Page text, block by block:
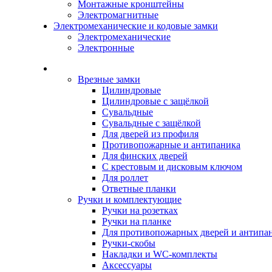
Монтажные кронштейны
Электромагнитные
Электромеханические и кодовые замки
Электромеханические
Электронные
Врезные замки
Цилиндровые
Цилиндровые с защёлкой
Сувальдные
Сувальдные с защёлкой
Для дверей из профиля
Противопожарные и антипаника
Для финских дверей
С крестовым и дисковым ключом
Для роллет
Ответные планки
Ручки и комплектующие
Ручки на розетках
Ручки на планке
Для противопожарных дверей и
Ручки-скобы
Накладки и WC-комплекты
Аксессуары